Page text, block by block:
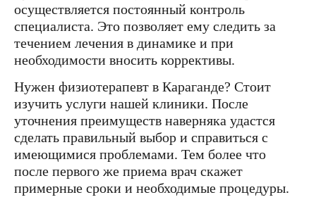
осуществляется постоянный контроль
специалиста. Это позволяет ему следить за
течением лечения в динамике и при
необходимости вносить коррективы.
Нужен физиотерапевт в Караганде? Стоит
изучить услуги нашей клиники. После
уточнения преимуществ наверняка удастся
сделать правильный выбор и справиться с
имеющимися проблемами. Тем более что
после первого же приема врач скажет
примерные сроки и необходимые процедуры.